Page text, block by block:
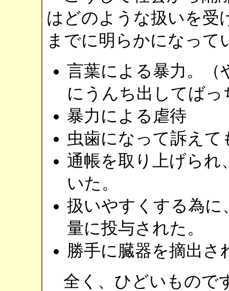
はどのような扱いを受
までに明らかになって
言葉による暴力。（
にうんち出してばっ
暴力による虐待
虫歯になって訴え
通帳を取り上げられ
いた。
扱いやすくする為に
量に投与された。
勝手に臓器を摘出さ
全く、ひどいもので